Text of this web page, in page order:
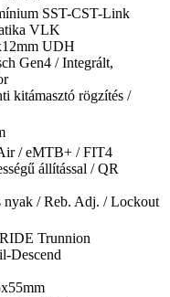
SST-CST-Link
VLK
UDH
Gen4 / Integrált,
kitámasztó rögzítés /
/ eMTB+ / FIT4
állítással / QR
nyak / Reb. Adj. / Lockout
Trunnion
Descend